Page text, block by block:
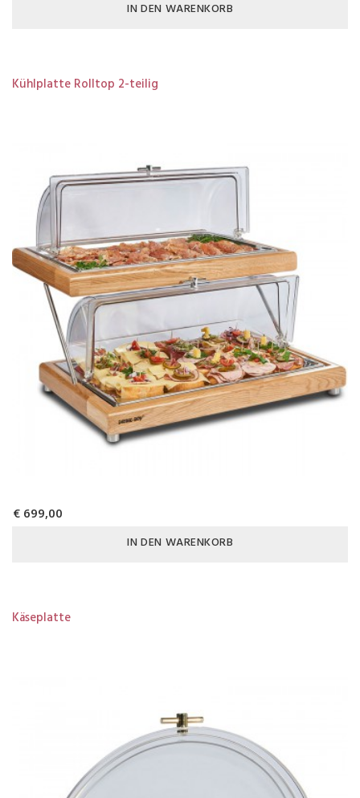
IN DEN WARENKORB
Kühlplatte Rolltop 2-teilig
€ 699,00
IN DEN WARENKORB
Käseplatte